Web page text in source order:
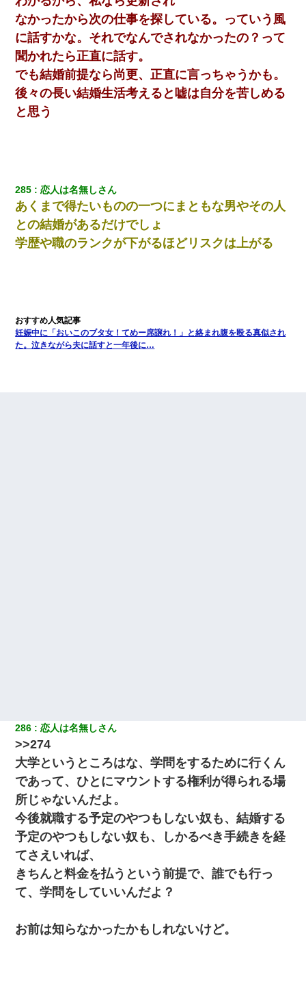
なかったから次の仕事を探している。っていう風
に話すかな。それでなんでされなかったの？って
聞かれたら正直に話す。
でも結婚前提なら尚更、正直に言っちゃうかも。
後々の長い結婚生活考えると嘘は自分を苦しめる
と思う
285 恋人は名無しさん
あくまで得たいものの一つにまともな男やその人
との結婚があるだけでしょ
学歴や職のランクが下がるほどリスクは上がる
妊娠中に「おいこのブタ女！てめー席譲れ！」と絡まれ腹を殴る真似され
た。泣きながら夫に話すと一年後に…
286 恋人は名無しさん
>>274
大学というところはな、学問をするために行くん
であって、ひとにマウントする権利が得られる場
所じゃないんだよ。
今後就職する予定のやつもしない奴も、結婚する
予定のやつもしない奴も、しかるべき手続きを経
てさえいれば、
きちんと料金を払うという前提で、誰でも行っ
て、学問をしていいんだよ？
お前は知らなかったかもしれないけど。